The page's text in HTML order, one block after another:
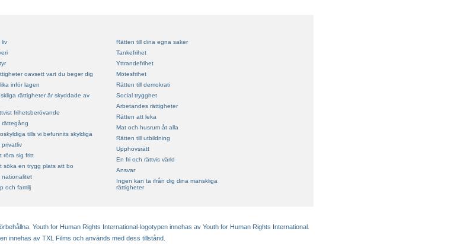
liv
oavsett vart du beger dig
inför lagen
rättigheter är skyddade av
frihetsberövande
rättegång
tills vi befunnits skyldiga
privatliv
röra sig fritt
söka en trygg plats att bo
nationalitet
och familj
Rätten till dina egna saker
Tankefrihet
Yttrandefrihet
Mötesfrihet
Rätten till demokrati
Social trygghet
Arbetandes rättigheter
Rätten att leka
Mat och husrum åt alla
Rätten till utbildning
Upphovsrätt
En fri och rättvis värld
Ansvar
Ingen kan ta ifrån dig dina mänskliga
rättigheter
Youth for Human Rights International-logotypen innehas av Youth for Human Rights International.
innehas av TXL Films och används med dess tillstånd.